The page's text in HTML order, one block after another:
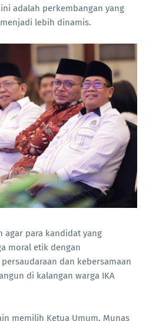
adalah perkembangan yang
lebih dinamis.
agar para kandidat yang
moral etik dengan
dan kebersamaan
di kalangan warga IKA
memilih Ketua Umum, Munas